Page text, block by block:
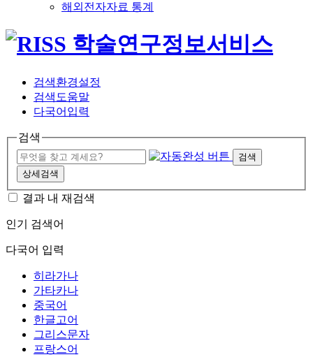
해외전자자료 통계
검색환경설정
검색도움말
다국어입력
검색
검색
상세검색
결과 내 재검색
인기 검색어
다국어 입력
히라가나
가타카나
중국어
한글고어
그리스문자
프랑스어